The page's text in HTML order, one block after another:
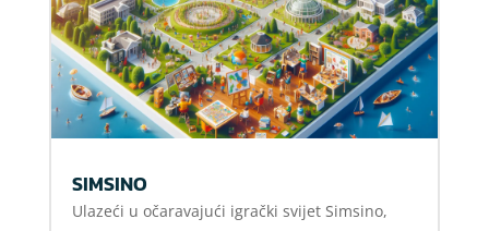
SIMSINO
Ulazeći u očaravajući igrački svijet Simsino,